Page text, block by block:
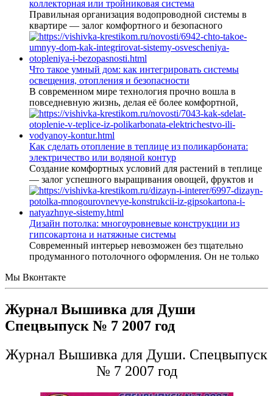
коллекторная или тройниковая система
Правильная организация водопроводной системы в
квартире — залог комфортного и безопасного
Что такое умный дом: как интегрировать системы
освещения, отопления и безопасности
В современном мире технология прочно вошла в
повседневную жизнь, делая её более комфортной,
Как сделать отопление в теплице из поликарбоната:
электричество или водяной контур
Создание комфортных условий для растений в теплице
— залог успешного выращивания овощей, фруктов и
Дизайн потолка: многоуровневые конструкции из
гипсокартона и натяжные системы
Современный интерьер невозможен без тщательно
продуманного потолочного оформления. Он не только
Мы Вконтакте
Журнал Вышивка для Души
Спецвыпуск № 7 2007 год
Журнал Вышивка для Души. Спецвыпуск
№ 7 2007 год